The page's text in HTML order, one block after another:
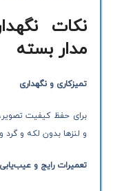
نکات
مدار بسته
تمیزکاری و نگهداری
برای حفظ کیفیت
و لنزها بدون لکه و گرد
تعمیرات رایج و عیب‌یابی